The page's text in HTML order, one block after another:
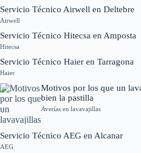
Servicio Técnico Airwell en Deltebre
Airwell
Servicio Técnico Hitecsa en Amposta
Hitecsa
Servicio Técnico Haier en Tarragona
Haier
Motivos por los que un
bien la pastilla
Averías en lavavajillas
Servicio Técnico AEG en Alcanar
AEG